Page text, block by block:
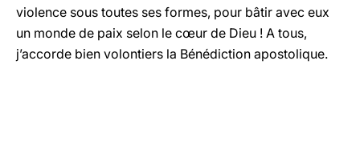
violence sous toutes ses formes, pour bâtir avec eux
un monde de paix selon le cœur de Dieu ! A tous,
j’accorde bien volontiers la Bénédiction apostolique.